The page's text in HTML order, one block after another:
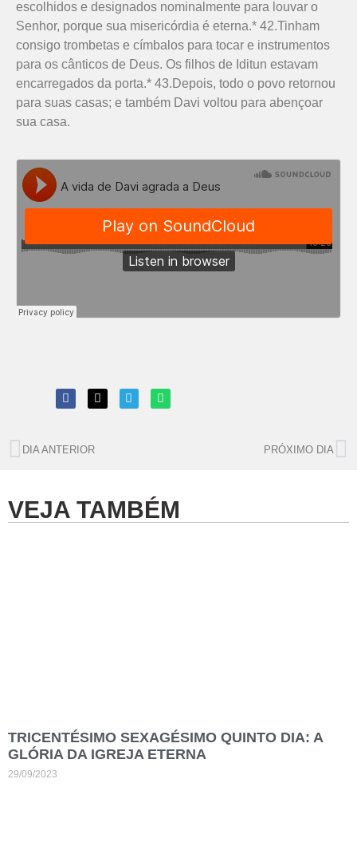
escolhidos e designados nominalmente para louvar o
Senhor, porque sua misericórdia é eterna.* 42.Tinham
consigo trombetas e címbalos para tocar e instrumentos
para os cânticos de Deus. Os filhos de Iditun estavam
encarregados da porta.* 43.Depois, todo o povo retornou
para suas casas; e também Davi voltou para abençoar
sua casa.
DIA ANTERIOR PRÓXIMO DIA
VEJA TAMBÉM
TRICENTÉSIMO SEXAGÉSIMO QUINTO DIA: A
GLÓRIA DA IGREJA ETERNA
29/09/2023